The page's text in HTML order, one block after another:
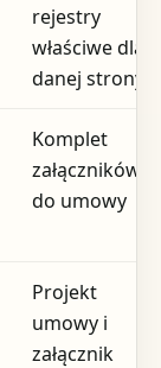
rejestry
właściwe dla
danej strony
Komplet
załączników
do umowy
Projekt
umowy i
załącznik